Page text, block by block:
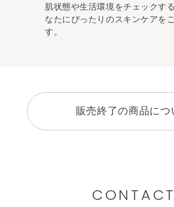
肌状態や生活環境をチェックす
なたにぴったりのスキンケアを
す。
販売終了の商品につ
CONTACT